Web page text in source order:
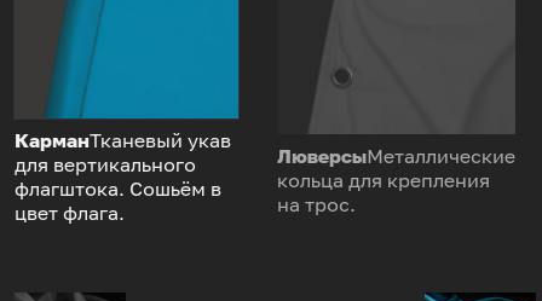
КарманТканевый укав
для вертикального
флагштока. Сошьём в
цвет флага.
ЛюверсыМеталлические
кольца для крепления
на трос.